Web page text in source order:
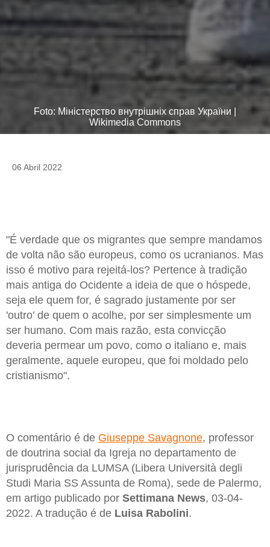
Foto: Міністерство внутрішніх справ України |
Wikimedia Commons
06 Abril 2022
"É verdade que os migrantes que sempre mandamos
de volta não são europeus, como os ucranianos. Mas
isso é motivo para rejeitá-los? Pertence à tradição
mais antiga do Ocidente a ideia de que o hóspede,
seja ele quem for, é sagrado justamente por ser
'outro' de quem o acolhe, por ser simplesmente um
ser humano. Com mais razão, esta convicção
deveria permear um povo, como o italiano e, mais
geralmente, aquele europeu, que foi moldado pelo
cristianismo".
O comentário é de Giuseppe Savagnone, professor
de doutrina social da Igreja no departamento de
jurisprudência da LUMSA (Libera Università degli
Studi Maria SS Assunta de Roma), sede de Palermo,
em artigo publicado por Settimana News, 03-04-
2022. A tradução é de Luisa Rabolini.